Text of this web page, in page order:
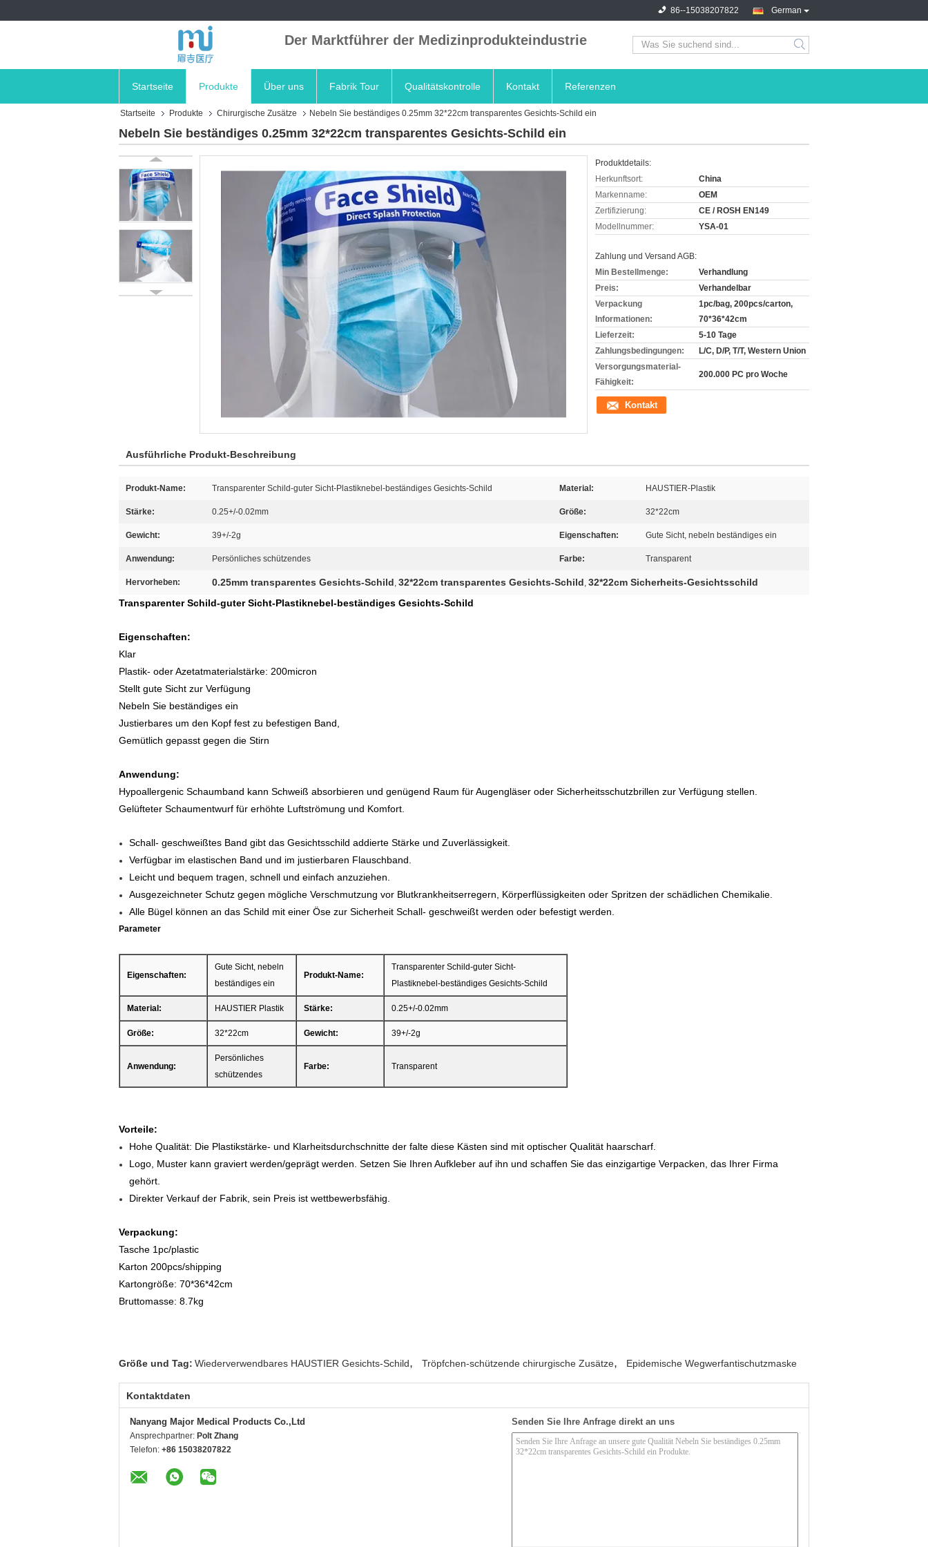
German
86--15038207822
Der Marktführer der Medizinprodukteindustrie
Startseite Produkte Über uns Fabrik Tour Qualitätskontrolle Kontakt Referenzen
Startseite Produkte Chirurgische Zusätze Nebeln Sie beständiges 0.25mm 32*22cm transparentes Gesichts-Schild ein
Nebeln Sie beständiges 0.25mm 32*22cm transparentes Gesichts-Schild ein
Produktdetails:
Herkunftsort:
China
Markenname:
OEM
Zertifizierung:
CE / ROSH EN149
Modellnummer:
YSA-01
Zahlung und Versand AGB:
Min Bestellmenge:
Verhandlung
Preis:
Verhandelbar
Verpackung
Informationen:
1pc/bag, 200pcs/carton,
70*36*42cm
Lieferzeit:
5-10 Tage
Zahlungsbedingungen:
L/C, D/P, T/T, Western Union
Versorgungsmaterial-
Fähigkeit:
200.000 PC pro Woche
Kontakt
Ausführliche Produkt-Beschreibung
Produkt-Name: Transparenter Schild-guter Sicht-Plastiknebel-beständiges Gesichts-Schild Material: HAUSTIER-Plastik
Stärke: 0.25+/-0.02mm Größe: 32*22cm
Gewicht: 39+/-2g Eigenschaften: Gute Sicht, nebeln beständiges ein
Anwendung: Persönliches schützendes Farbe: Transparent
Hervorheben: 0.25mm transparentes Gesichts-Schild, 32*22cm transparentes Gesichts-Schild, 32*22cm Sicherheits-Gesichtsschild
Transparenter Schild-guter Sicht-Plastiknebel-beständiges Gesichts-Schild
Eigenschaften:
Klar
Plastik- oder Azetatmaterialstärke: 200micron
Stellt gute Sicht zur Verfügung
Nebeln Sie beständiges ein
Justierbares um den Kopf fest zu befestigen Band,
Gemütlich gepasst gegen die Stirn
Anwendung:
Hypoallergenic Schaumband kann Schweiß absorbieren und genügend Raum für Augengläser oder Sicherheitsschutzbrillen zur Verfügung stellen.
Gelüfteter Schaumentwurf für erhöhte Luftströmung und Komfort.
Schall- geschweißtes Band gibt das Gesichtsschild addierte Stärke und Zuverlässigkeit.
Verfügbar im elastischen Band und im justierbaren Flauschband.
Leicht und bequem tragen, schnell und einfach anzuziehen.
Ausgezeichneter Schutz gegen mögliche Verschmutzung vor Blutkrankheitserregern, Körperflüssigkeiten oder Spritzen der schädlichen Chemikalie.
Alle Bügel können an das Schild mit einer Öse zur Sicherheit Schall- geschweißt werden oder befestigt werden.
Parameter
Eigenschaften:
Gute Sicht, nebeln
beständiges ein
Produkt-Name:
Transparenter Schild-guter Sicht-
Plastiknebel-beständiges Gesichts-Schild
Material: HAUSTIER Plastik Stärke: 0.25+/-0.02mm
Größe: 32*22cm Gewicht: 39+/-2g
Anwendung:
Persönliches
schützendes
Farbe: Transparent
Vorteile:
Hohe Qualität: Die Plastikstärke- und Klarheitsdurchschnitte der falte diese Kästen sind mit optischer Qualität haarscharf.
Logo, Muster kann graviert werden/geprägt werden. Setzen Sie Ihren Aufkleber auf ihn und schaffen Sie das einzigartige Verpacken, das Ihrer Firma
gehört.
Direkter Verkauf der Fabrik, sein Preis ist wettbewerbsfähig.
Verpackung:
Tasche 1pc/plastic
Karton 200pcs/shipping
Kartongröße: 70*36*42cm
Bruttomasse: 8.7kg
Größe und Tag: Wiederverwendbares HAUSTIER Gesichts-Schild, Tröpfchen-schützende chirurgische Zusätze, Epidemische Wegwerfantischutzmaske
Kontaktdaten
Nanyang Major Medical Products Co.,Ltd
Ansprechpartner: Polt Zhang
Telefon: +86 15038207822
Senden Sie Ihre Anfrage direkt an uns